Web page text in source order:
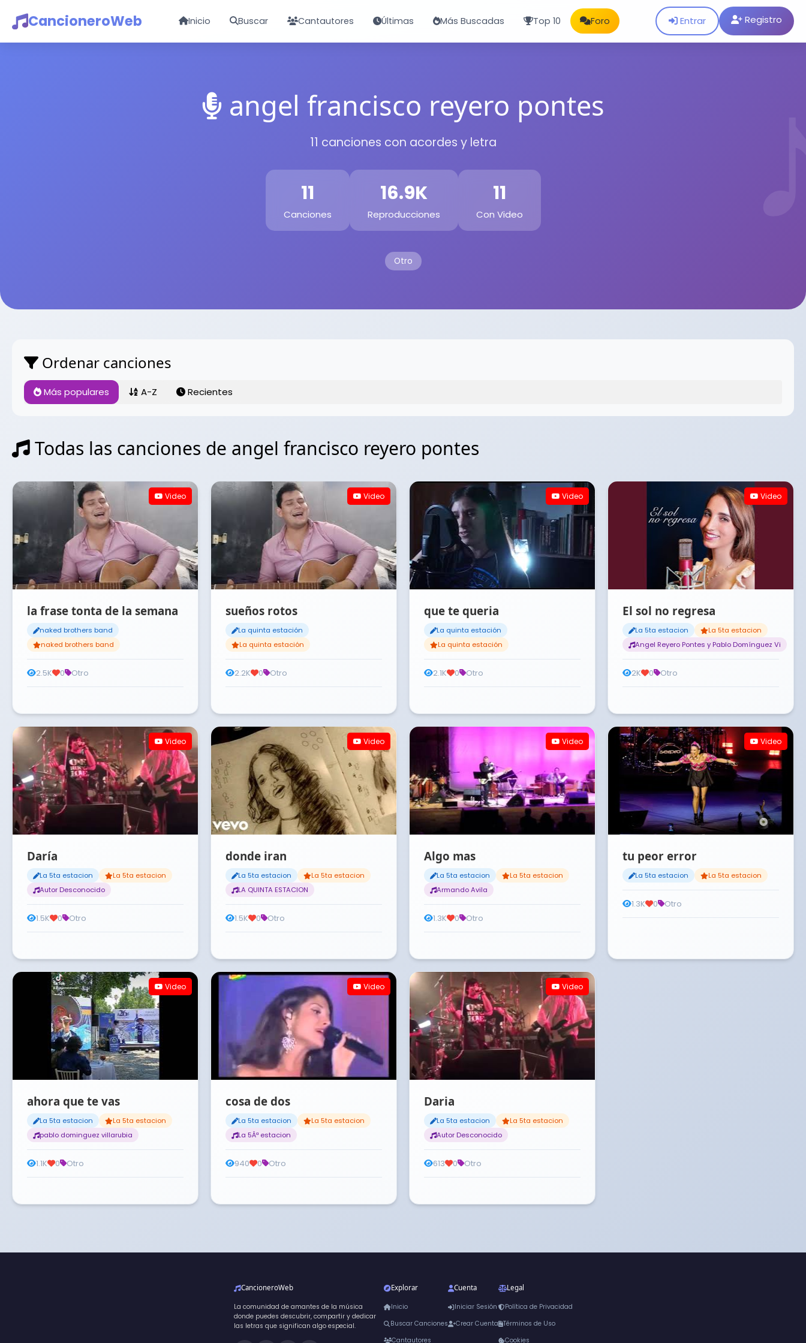
CancioneroWeb Inicio Buscar Cantautores Últimas Más Buscadas Top 10 Foro Entrar Registro
angel francisco reyero pontes
11 canciones con acordes y letra
11
Canciones
16.9K
Reproducciones
11
Con Video
Otro
Ordenar canciones
Más populares A-Z Recientes
Todas las canciones de angel francisco reyero pontes
Video
la frase tonta de la semana
naked brothers band
naked brothers band
2.5K 0 Otro
Video
sueños rotos
La quinta estación
La quinta estación
2.2K 0 Otro
Video
que te queria
La quinta estación
La quinta estación
2.1K 0 Otro
Video
El sol no regresa
La 5ta estacion
La 5ta estacion
Angel Reyero Pontes y Pablo Domínguez Vi
2K 0 Otro
Video
Daría
La 5ta estacion
La 5ta estacion
Autor Desconocido
1.5K 0 Otro
Video
donde iran
La 5ta estacion
La 5ta estacion
LA QUINTA ESTACION
1.5K 0 Otro
Video
Algo mas
La 5ta estacion
La 5ta estacion
Armando Avila
1.3K 0 Otro
Video
tu peor error
La 5ta estacion La 5ta estacion
1.3K 0 Otro
Video
ahora que te vas
La 5ta estacion
La 5ta estacion
pablo dominguez villarubia
1.1K 0 Otro
Video
cosa de dos
La 5ta estacion
La 5ta estacion
La 5Âª estacion
940 0 Otro
Video
Daria
La 5ta estacion
La 5ta estacion
Autor Desconocido
613 0 Otro
CancioneroWeb
La comunidad de amantes de la música
donde puedes descubrir, compartir y dedicar
las letras que significan algo especial.
Explorar
Inicio
Buscar Canciones
Cantautores
Cuenta
Iniciar Sesión
Crear Cuenta
Legal
Política de Privacidad
Términos de Uso
Cookies